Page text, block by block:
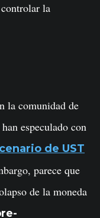
la
la comunidad de
especulado con
de UST
parece que
de la moneda